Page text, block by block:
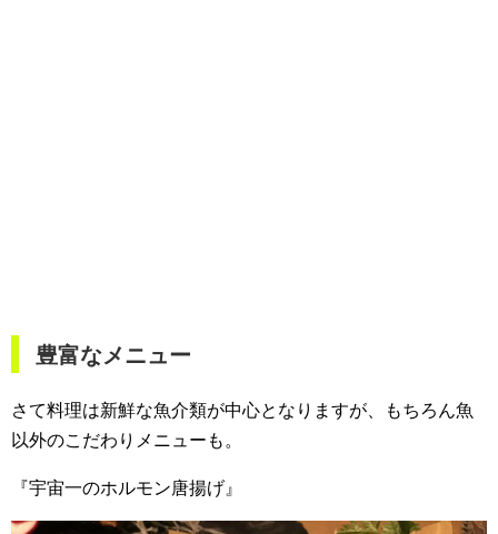
豊富なメニュー
さて料理は新鮮な魚介類が中心となりますが、もちろん魚
以外のこだわりメニューも。
『宇宙一のホルモン唐揚げ』